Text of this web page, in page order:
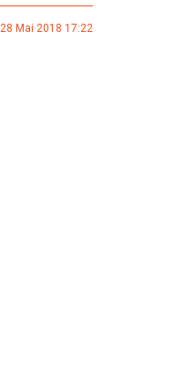
28 Mai 2018 17:22